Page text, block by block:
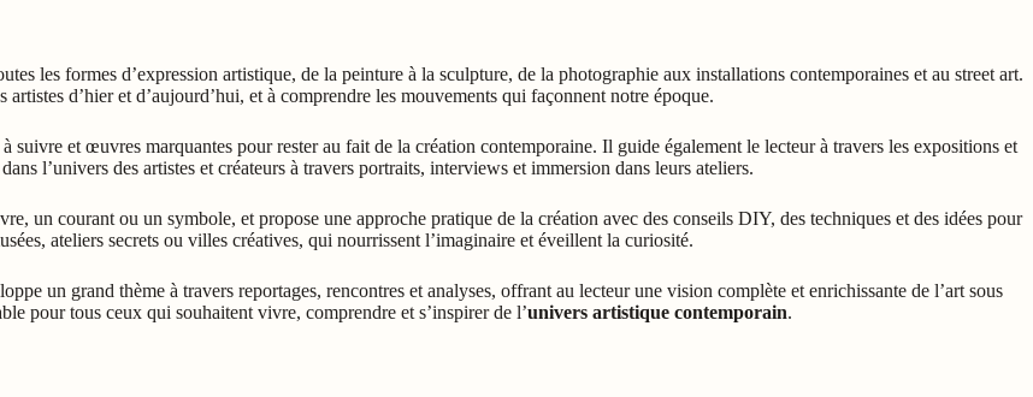
les formes d’expression artistique, de la peinture à la sculpture, de la photographie aux installations contemporaines et au street art.
artistes d’hier et d’aujourd’hui, et à comprendre les mouvements qui façonnent notre époque.
à suivre et œuvres marquantes pour rester au fait de la création contemporaine. Il guide également le lecteur à travers les expositions et
l’univers des artistes et créateurs à travers portraits, interviews et immersion dans leurs ateliers.
un courant ou un symbole, et propose une approche pratique de la création avec des conseils DIY, des techniques et des idées pour
ateliers secrets ou villes créatives, qui nourrissent l’imaginaire et éveillent la curiosité.
un grand thème à travers reportages, rencontres et analyses, offrant au lecteur une vision complète et enrichissante de l’art sous
pour tous ceux qui souhaitent vivre, comprendre et s’inspirer de l’univers artistique contemporain.